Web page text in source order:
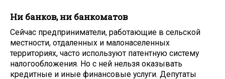
Ни банков, ни банкоматов
Сейчас предприниматели, работающие в сельской
местности, отдаленных и малонаселенных
территориях, часто используют патентную систему
налогообложения. Но с ней нельзя оказывать
кредитные и иные финансовые услуги. Депутаты